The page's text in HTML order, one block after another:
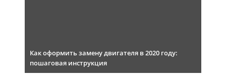
Как оформить замену двигателя в 2020 году:
пошаговая инструкция